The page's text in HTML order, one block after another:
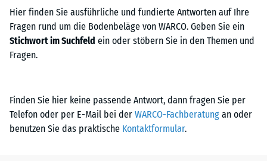
Hier finden Sie ausführliche und fundierte Antworten auf Ihre
Fragen rund um die Bodenbeläge von WARCO. Geben Sie ein
Stichwort im Suchfeld ein oder stöbern Sie in den Themen und
Fragen.
Finden Sie hier keine passende Antwort, dann fragen Sie per
Telefon oder per E-Mail bei der WARCO-Fachberatung an oder
benutzen Sie das praktische Kontaktformular.